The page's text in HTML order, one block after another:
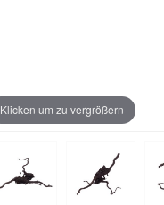
Klicken um zu vergrößern